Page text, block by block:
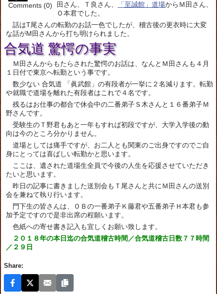
Comments (0)
田さん、Ｔ良さん、
「至誠館」道場からＭ田さん、
Ｏ本君でした。
話はT尾さんの転勤のお話一色でしたが、稽古後の更衣時に大変
な話がM田さんから打ち明けられました。
合気道 驚愕の事実
Ｍ田さんからもたらされた驚愕のお話は、なんとＭ田さんも４月
１日付で東京へ転勤という事です。
数少ない 合気道 「眞武館」の有段者が一挙に２名減ります。転勤
や就職で道場を離れた有段者はこれで４名です。
残るはお仕事の都合で休会中の二番弟子Ｓ木さんと１６番弟子Ｍ
野さんです。
受験生のＴ野君もあと一年もすれば初段ですが、大学入学後の動
向は今のところ分かりません。
道場としては痛手ですが、お二人とも関東のご出身ですのでご自
身にとっては喜ばしい転勤かと思います。
ここは、遺された道場生全員で今後の人生を応援させていただき
たいと思います。
昨日の記事に書きました送別会もＴ尾さんと共にＭ田さんの送別
会を兼ねて執り行います。
門下生の皆さんは、ＯＢの一番弟子Ｋ藤君や五番弟子Ｈ本君も参
加予定ですので是非出席の程願います。
色紙への寄せ書き記入も宜しくお願い致します。
２０１８年の本日迄の合気道稽古時間／合気道稽古日数７７時間
／２９日
Share: